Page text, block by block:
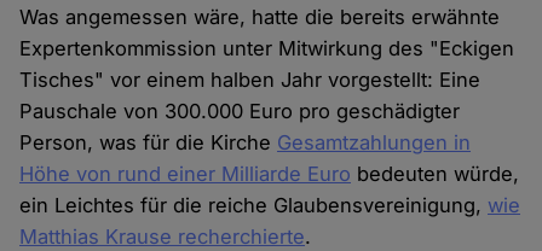
Was angemessen wäre, hatte die bereits erwähnte
Expertenkommission unter Mitwirkung des "Eckigen
Tisches" vor einem halben Jahr vorgestellt: Eine
Pauschale von 300.000 Euro pro geschädigter
Person, was für die Kirche Gesamtzahlungen in
Höhe von rund einer Milliarde Euro bedeuten würde,
ein Leichtes für die reiche Glaubensvereinigung, wie
Matthias Krause recherchierte.